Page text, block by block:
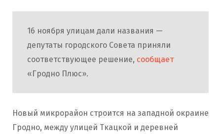
16 ноября улицам дали названия —
депутаты городского Совета приняли
соответствующее решение, сообщает
«Гродно Плюс».
Новый микрорайон строится на западной окраине
Гродно, между улицей Ткацкой и деревней